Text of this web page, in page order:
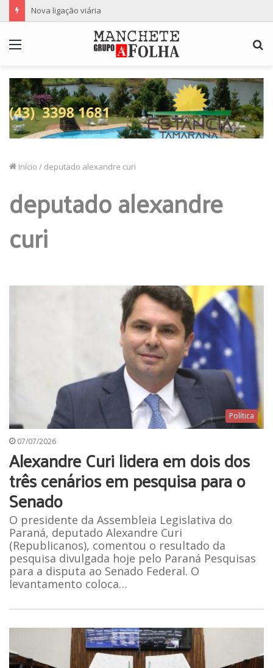
Nova ligação viária
Início / deputado alexandre curi
deputado alexandre
curi
Política
07/07/2026
Alexandre Curi lidera em dois dos
três cenários em pesquisa para o
Senado
O presidente da Assembleia Legislativa do
Paraná, deputado Alexandre Curi
(Republicanos), comentou o resultado da
pesquisa divulgada hoje pelo Paraná Pesquisas
para a disputa ao Senado Federal. O
levantamento coloca…